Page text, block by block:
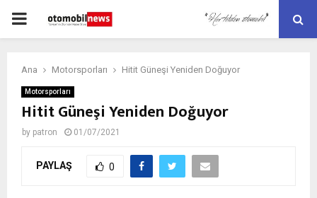
PRIMARY
Ana Motorsporları Hitit Güneşi Yeniden Doğuyor
Motorsporları
Hitit Güneşi Yeniden Doğuyor
by patron 01/07/2021
PAYLAŞ 0